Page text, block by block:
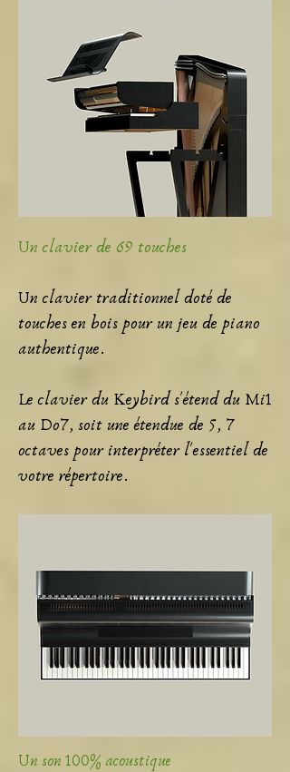
Un clavier de 69 touches
Un clavier traditionnel doté de
touches en bois pour un jeu de piano
authentique.
Le clavier du Keybird s'étend du Mi1
au Do7, soit une étendue de 5, 7
octaves pour interpréter l'essentiel de
votre répertoire.
Un son 100% acoustique